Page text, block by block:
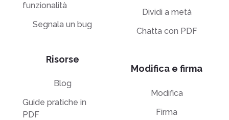
funzionalità
Segnala un bug
Risorse
Blog
Guide pratiche in
PDF
Dividi a metà
Chatta con PDF
Modifica e firma
Modifica
Firma